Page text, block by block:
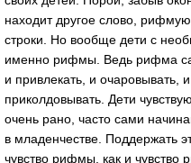
находит другое слово,
строки. Но вообще дети с
именно рифмы. Ведь рифма
и привлекать, и очаровывать,
приколдовывать. Дети
очень рано, часто сами
в младенчестве. Поддержать
чувство рифмы, как и чувство